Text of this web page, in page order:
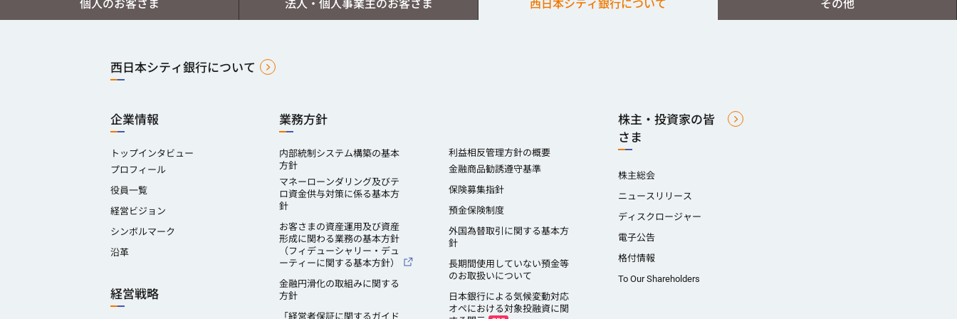
個人のお客さま 法人・個人事業主のお客さま 西日本シティ銀行について その他
西日本シティ銀行について
企業情報
トップインタビュー
プロフィール
役員一覧
経営ビジョン
シンボルマーク
沿革
経営戦略
業務方針
内部統制システム構築の基本
方針
マネーローンダリング及びテ
ロ資金供与対策に係る基本方
針
お客さまの資産運用及び資産
形成に関わる業務の基本方針
（フィデューシャリー・デュ
ーティーに関する基本方針）
金融円滑化の取組みに関する
方針
「経営者保証に関するガイド
利益相反管理方針の概要
金融商品勧誘遵守基準
保険募集指針
預金保険制度
外国為替取引に関する基本方
針
長期間使用していない預金等
のお取扱いについて
日本銀行による気候変動対応
オペにおける対象投融資に関
株主・投資家の皆
さま
株主総会
ニュースリリース
ディスクロージャー
電子公告
格付情報
To Our Shareholders